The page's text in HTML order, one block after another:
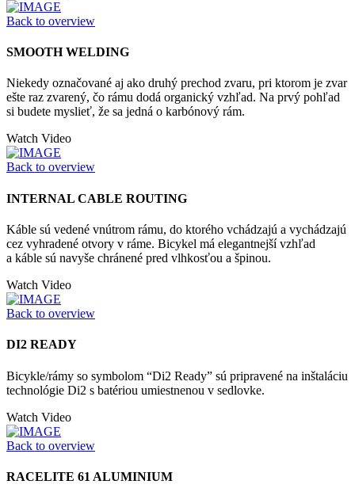
Back to overview
SMOOTH WELDING
Niekedy označované aj ako druhý prechod zvaru, pri ktorom je zvar
ešte raz zvarený, čo rámu dodá organický vzhľad. Na prvý pohľad
si budete myslieť, že sa jedná o karbónový rám.
Watch Video
Back to overview
INTERNAL CABLE ROUTING
Káble sú vedené vnútrom rámu, do ktorého vchádzajú a vychádzajú
cez vyhradené otvory v ráme. Bicykel má elegantnejší vzhľad
a káble sú navyše chránené pred vlhkosťou a špinou.
Watch Video
Back to overview
DI2 READY
Bicykle/rámy so symbolom “Di2 Ready” sú pripravené na inštaláciu
technológie Di2 s batériou umiestnenou v sedlovke.
Watch Video
Back to overview
RACELITE 61 ALUMINIUM